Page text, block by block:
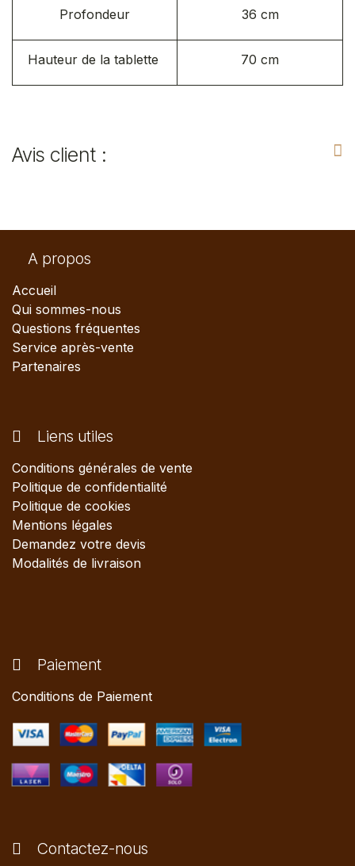
Profondeur 36 cm
Hauteur de la tablette 70 cm
Avis client :
A propos
Accueil
Qui sommes-nous
Questions fréquentes
Service après-vente
Partenaires
Liens utiles
Conditions générales de vente
Politique de confidentialité
Politique de cookies
Mentions légales
Demandez votre devis
Modalités de livraison
Paiement
Conditions de Paiement
Contactez-nous